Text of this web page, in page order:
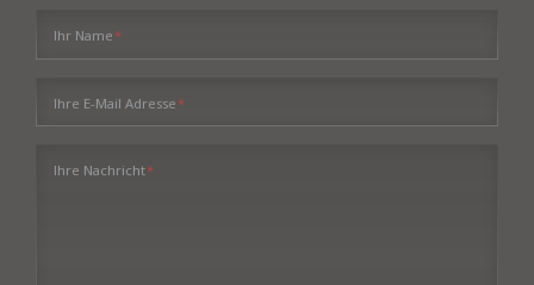
Pflichtfeld
Ihr Name*
Pflichtfeld
Ihre E-Mail Adresse*
Pflichtfeld
Ihre Nachricht*